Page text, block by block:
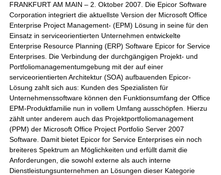
FRANKFURT AM MAIN – 2. Oktober 2007. Die Epicor Software
Corporation integriert die aktuellste Version der Microsoft Office
Enterprise Project Management- (EPM) Lösung in seine für den
Einsatz in serviceorientierten Unternehmen entwickelte
Enterprise Resource Planning (ERP) Software Epicor for Service
Enterprises. Die Verbindung der durchgängigen Projekt- und
Portfoliomanagementumgebung mit der auf einer
serviceorientierten Architektur (SOA) aufbauenden Epicor-
Lösung zahlt sich aus: Kunden des Spezialisten für
Unternehmenssoftware können den Funktionsumfang der Office
EPM-Produktfamilie nun in vollem Umfang ausschöpfen. Hierzu
zählt unter anderem auch das Projektportfoliomanagement
(PPM) der Microsoft Office Project Portfolio Server 2007
Software. Damit bietet Epicor for Service Enterprises ein noch
breiteres Spektrum an Möglichkeiten und erfüllt damit die
Anforderungen, die sowohl externe als auch interne
Dienstleistungsunternehmen an Lösungen dieser Kategorie